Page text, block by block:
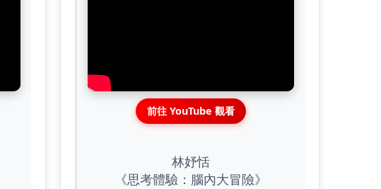
前往 YouTube 觀看
林妤恬
《思考體驗：腦內大冒險》